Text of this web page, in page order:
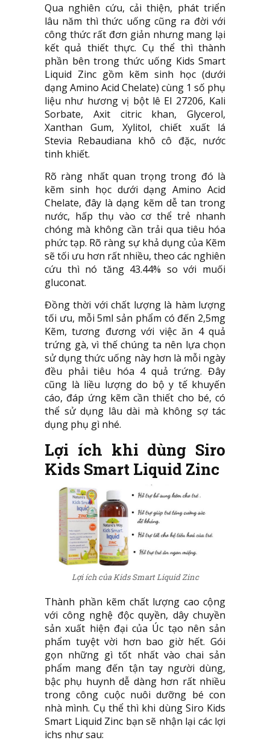
Qua nghiên cứu, cải thiện, phát triển
lâu năm thì thức uống cũng ra đời với
công thức rất đơn giản nhưng mang lại
kết quả thiết thực. Cụ thể thì thành
phần bên trong thức uống Kids Smart
Liquid Zinc gồm kẽm sinh học (dưới
dạng Amino Acid Chelate) cùng 1 số phụ
liệu như hương vị bột lê El 27206, Kali
Sorbate, Axit citric khan, Glycerol,
Xanthan Gum, Xylitol, chiết xuất lá
Stevia Rebaudiana khô cô đặc, nước
tinh khiết.
Rõ ràng nhất quan trọng trong đó là
kẽm sinh học dưới dạng Amino Acid
Chelate, đây là dạng kẽm dễ tan trong
nước, hấp thụ vào cơ thể trẻ nhanh
chóng mà không cần trải qua tiêu hóa
phức tạp. Rõ ràng sự khả dụng của Kẽm
sẽ tối ưu hơn rất nhiều, theo các nghiên
cứu thì nó tăng 43.44% so với muối
gluconat.
Đồng thời với chất lượng là hàm lượng
tối ưu, mỗi 5ml sản phẩm có đến 2,5mg
Kẽm, tương đương với việc ăn 4 quả
trứng gà, vì thế chúng ta nên lựa chọn
sử dụng thức uống này hơn là mỗi ngày
đều phải tiêu hóa 4 quả trứng. Đây
cũng là liều lượng do bộ y tế khuyến
cáo, đáp ứng kẽm cần thiết cho bé, có
thể sử dụng lâu dài mà không sợ tác
dụng phụ gì nhé.
Lợi ích khi dùng Siro
Kids Smart Liquid Zinc
Lợi ích của Kids Smart Liquid Zinc
Thành phần kẽm chất lượng cao cộng
với công nghệ độc quyền, dây chuyền
sản xuất hiện đại của Úc tạo nên sản
phẩm tuyệt vời hơn bao giờ hết. Gói
gọn những gì tốt nhất vào chai sản
phẩm mang đến tận tay người dùng,
bậc phụ huynh dễ dàng hơn rất nhiều
trong công cuộc nuôi dưỡng bé con
nhà mình. Cụ thể thì khi dùng Siro Kids
Smart Liquid Zinc bạn sẽ nhận lại các lợi
ichs như sau: